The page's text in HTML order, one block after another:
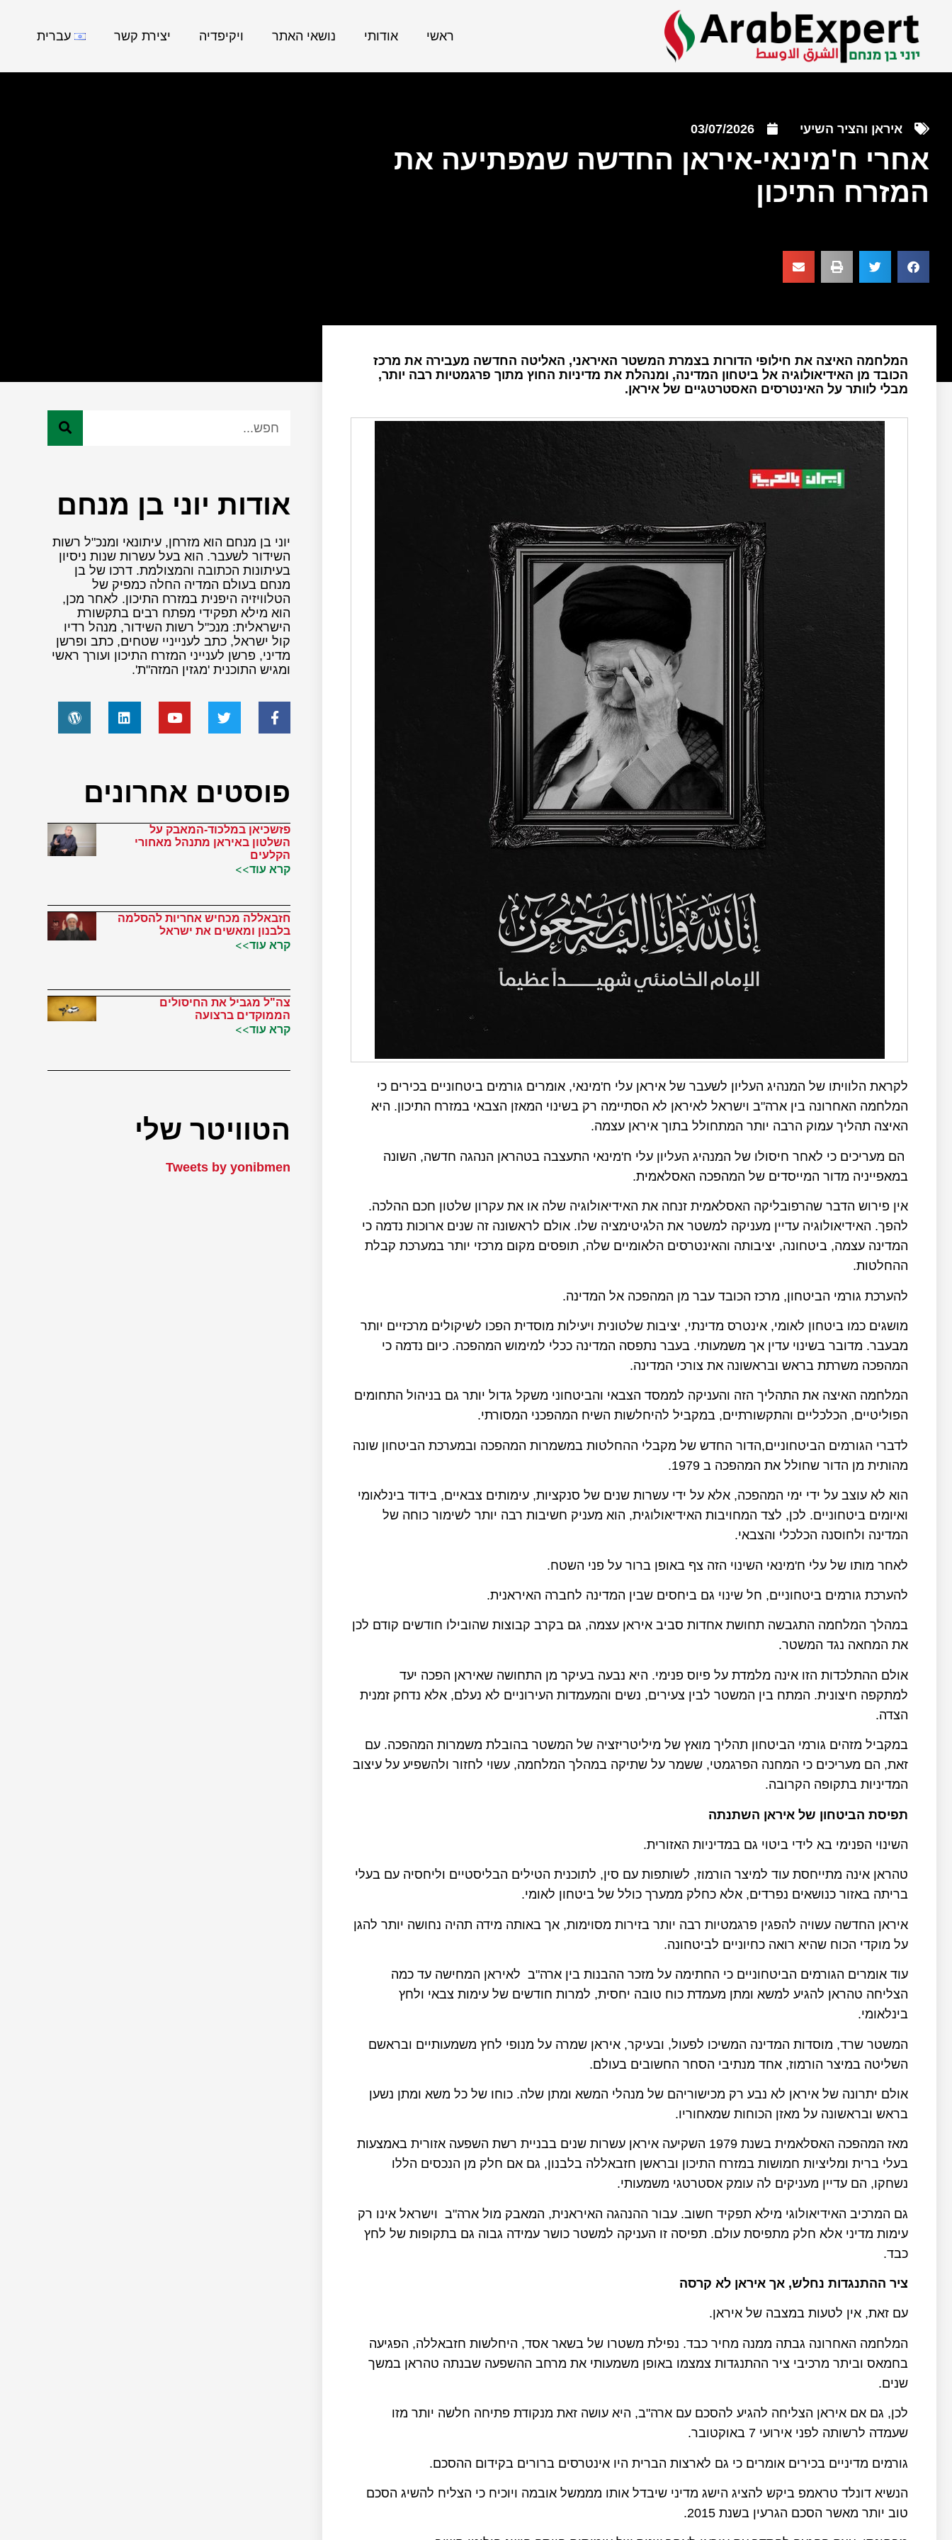
ראשי אודותי נושאי האתר ויקיפדיה יצירת קשר עברית
איראן והציר השיעי 03/07/2026
אחרי ח'מינאי-איראן החדשה שמפתיעה את
המזרח התיכון
המלחמה האיצה את חילופי הדורות בצמרת המשטר האיראני, האליטה החדשה מעבירה את מרכז
הכובד מן האידיאולוגיה אל ביטחון המדינה, ומנהלת את מדיניות החוץ מתוך פרגמטיות רבה יותר,
מבלי לוותר על האינטרסים האסטרטגיים של איראן.
לקראת הלוויתו של המנהיג העליון לשעבר של איראן עלי ח'מינאי, אומרים גורמים ביטחוניים בכירים כי
המלחמה האחרונה בין ארה"ב וישראל לאיראן לא הסתיימה רק בשינוי המאזן הצבאי במזרח התיכון. היא
האיצה תהליך עמוק הרבה יותר המתחולל בתוך איראן עצמה.
הם מעריכים כי לאחר חיסולו של המנהיג העליון עלי ח'מינאי התעצבה בטהראן הנהגה חדשה, השונה
במאפייניה מדור המייסדים של המהפכה האסלאמית.
אין פירוש הדבר שהרפובליקה האסלאמית זנחה את האידיאולוגיה שלה או את עקרון שלטון חכם ההלכה.
להפך. האידיאולוגיה עדיין מעניקה למשטר את הלגיטימציה שלו. אולם לראשונה זה שנים ארוכות נדמה כי
המדינה עצמה, ביטחונה, יציבותה והאינטרסים הלאומיים שלה, תופסים מקום מרכזי יותר במערכת קבלת
ההחלטות.
להערכת גורמי הביטחון, מרכז הכובד עבר מן המהפכה אל המדינה.
מושגים כמו ביטחון לאומי, אינטרס מדינתי, יציבות שלטונית ויעילות מוסדית הפכו לשיקולים מרכזיים יותר
מבעבר. מדובר בשינוי עדין אך משמעותי. בעבר נתפסה המדינה ככלי למימוש המהפכה. כיום נדמה כי
המהפכה משרתת בראש ובראשונה את צורכי המדינה.
המלחמה האיצה את התהליך הזה והעניקה לממסד הצבאי והביטחוני משקל גדול יותר גם בניהול התחומים
הפוליטיים, הכלכליים והתקשורתיים, במקביל להיחלשות השיח המהפכני המסורתי.
לדברי הגורמים הביטחוניים,הדור החדש של מקבלי ההחלטות במשמרות המהפכה ובמערכת הביטחון שונה
מהותית מן הדור שחולל את המהפכה ב 1979.
הוא לא עוצב על ידי ימי המהפכה, אלא על ידי עשרות שנים של סנקציות, עימותים צבאיים, בידוד בינלאומי
ואיומים ביטחוניים. לכן, לצד המחויבות האידיאולוגית, הוא מעניק חשיבות רבה יותר לשימור כוחה של
המדינה ולחוסנה הכלכלי והצבאי.
לאחר מותו של עלי ח'מינאי השינוי הזה צף באופן ברור על פני השטח.
להערכת גורמים ביטחוניים, חל שינוי גם ביחסים שבין המדינה לחברה האיראנית.
במהלך המלחמה התגבשה תחושת אחדות סביב איראן עצמה, גם בקרב קבוצות שהובילו חודשים קודם לכן
את המחאה נגד המשטר.
אולם ההתלכדות הזו אינה מלמדת על פיוס פנימי. היא נבעה בעיקר מן התחושה שאיראן הפכה יעד
למתקפה חיצונית. המתח בין המשטר לבין צעירים, נשים והמעמדות העירוניים לא נעלם, אלא נדחק זמנית
הצדה.
במקביל מזהים גורמי הביטחון תהליך מואץ של מיליטריזציה של המשטר בהובלת משמרות המהפכה. עם
זאת, הם מעריכים כי המחנה הפרגמטי, ששמר על שתיקה במהלך המלחמה, עשוי לחזור ולהשפיע על עיצוב
המדיניות בתקופה הקרובה.
תפיסת הביטחון של איראן השתנתה
השינוי הפנימי בא לידי ביטוי גם במדיניות האזורית.
טהראן אינה מתייחסת עוד למיצר הורמוז, לשותפות עם סין, לתוכנית הטילים הבליסטיים וליחסיה עם בעלי
בריתה באזור כנושאים נפרדים, אלא כחלק ממערך כולל של ביטחון לאומי.
איראן החדשה עשויה להפגין פרגמטיות רבה יותר בזירות מסוימות, אך באותה מידה תהיה נחושה יותר להגן
על מוקדי הכוח שהיא רואה כחיוניים לביטחונה.
עוד אומרים הגורמים הביטחוניים כי החתימה על מזכר ההבנות בין ארה"ב לאיראן המחישה עד כמה
הצליחה טהראן להגיע למשא ומתן מעמדת כוח טובה יחסית, למרות חודשים של עימות צבאי ולחץ
בינלאומי.
המשטר שרד, מוסדות המדינה המשיכו לפעול, ובעיקר, איראן שמרה על מנופי לחץ משמעותיים ובראשם
השליטה במיצר הורמוז, אחד מנתיבי הסחר החשובים בעולם.
אולם יתרונה של איראן לא נבע רק מכישוריהם של מנהלי המשא ומתן שלה. כוחו של כל משא ומתן נשען
בראש ובראשונה על מאזן הכוחות שמאחוריו.
מאז המהפכה האסלאמית בשנת 1979 השקיעה איראן עשרות שנים בבניית רשת השפעה אזורית באמצעות
בעלי ברית ומליציות חמושות במזרח התיכון ובראשן חזבאללה בלבנון, גם אם חלק מן הנכסים הללו
נשחקו, הם עדיין מעניקים לה עומק אסטרטגי משמעותי.
גם המרכיב האידיאולוגי מילא תפקיד חשוב. עבור ההנהגה האיראנית, המאבק מול ארה"ב וישראל אינו רק
עימות מדיני אלא חלק מתפיסת עולם. תפיסה זו העניקה למשטר כושר עמידה גבוה גם בתקופות של לחץ
כבד.
ציר ההתנגדות נחלש, אך איראן לא קרסה
עם זאת, אין לטעות במצבה של איראן.
המלחמה האחרונה גבתה ממנה מחיר כבד. נפילת משטרו של בשאר אסד, היחלשות חזבאללה, הפגיעה
בחמאס וביתר מרכיבי ציר ההתנגדות צמצמו באופן משמעותי את מרחב ההשפעה שבנתה טהראן במשך
שנים.
לכן, גם אם איראן הצליחה להגיע להסכם עם ארה"ב, היא עושה זאת מנקודת פתיחה חלשה יותר מזו
שעמדה לרשותה לפני אירועי 7 באוקטובר.
גורמים מדיניים בכירים אומרים כי גם לארצות הברית היו אינטרסים ברורים בקידום ההסכם.
הנשיא דונלד טראמפ ביקש להציג הישג מדיני שיבדל אותו מממשל אובמה ויוכיח כי הצליח להשיג הסכם
טוב יותר מאשר הסכם הגרעין בשנת 2015.
אודות יוני בן מנחם
יוני בן מנחם הוא מזרחן, עיתונאי ומנכ"ל רשות
השידור לשעבר. הוא בעל עשרות שנות ניסיון
בעיתונות הכתובה והמצולמת. דרכו של בן
מנחם בעולם המדיה החלה כמפיק של
הטלוויזיה היפנית במזרח התיכון. לאחר מכן,
הוא מילא תפקידי מפתח רבים בתקשורת
הישראלית: מנכ"ל רשות השידור, מנהל רדיו
קול ישראל, כתב לענייניי שטחים, כתב ופרשן
מדיני, פרשן לענייני המזרח התיכון ועורך ראשי
ומגיש התוכנית 'מגזין המזה"ת'.
פוסטים אחרונים
פזשכיאן במלכוד-המאבק על
השלטון באיראן מתנהל מאחורי
הקלעים
קרא עוד>>
חזבאללה מכחיש אחריות להסלמה
בלבנון ומאשים את ישראל
קרא עוד>>
צה"ל מגביל את החיסולים
הממוקדים ברצועה
קרא עוד>>
הטוויטר שלי
Tweets by yonibmen